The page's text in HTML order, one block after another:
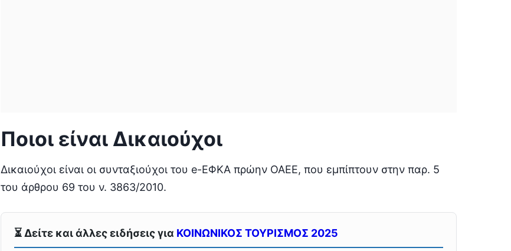
Ποιοι είναι Δικαιούχοι
Δικαιούχοι είναι οι συνταξιούχοι του e-ΕΦΚΑ πρώην ΟΑΕΕ, που εμπίπτουν στην παρ. 5
του άρθρου 69 του ν. 3863/2010.
⏳ Δείτε και άλλες ειδήσεις για ΚΟΙΝΩΝΙΚΟΣ ΤΟΥΡΙΣΜΟΣ 2025